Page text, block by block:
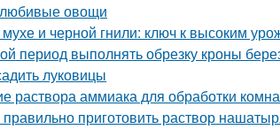
овощи
и черной гнили: ключ к высоким
период выполнять обрезку кроны
луковицы
аммиака для обработки
приготовить раствор